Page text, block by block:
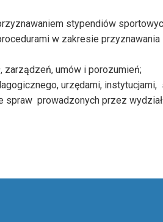
stypendiów
w zakresie
zarządzeń, umów i porozumień;
urzędami,
prowadzonych przez wydział.